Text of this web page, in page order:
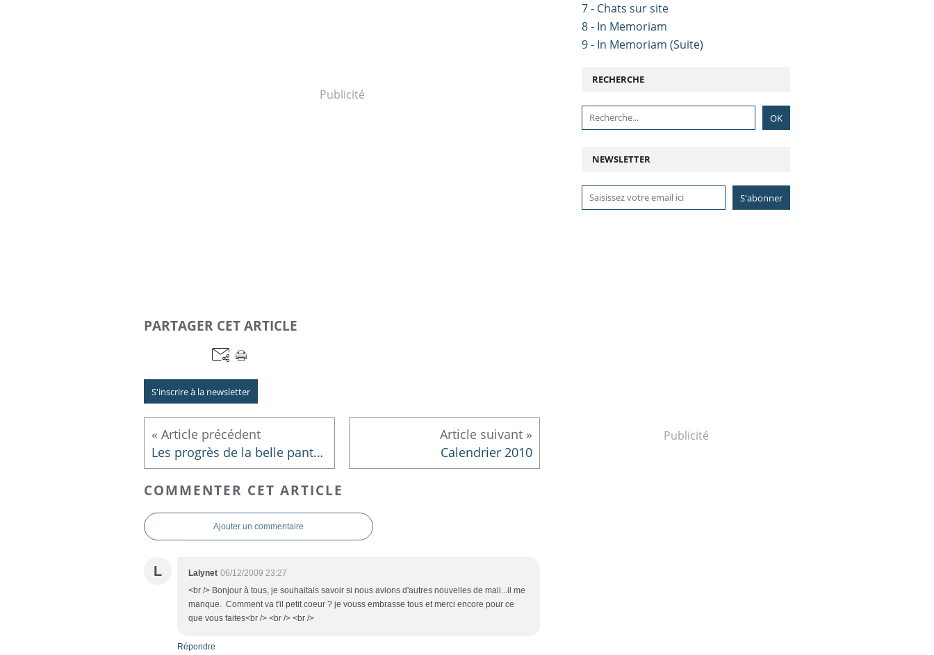
Publicité
PARTAGER CET ARTICLE
S'inscrire à la newsletter
Les progrès de la belle panthère noire Calendrier 2010
COMMENTER CET ARTICLE
Ajouter un commentaire
L Lalynet 06/12/2009 23:27
<br /> Bonjour à tous, je souhaitais savoir si nous avions d'autres nouvelles de mali...il me
manque. Comment va t'il petit coeur ? je vouss embrasse tous et merci encore pour ce
que vous faites<br /> <br /> <br />
Répondre
NEWSLETTER
RECHERCHE
Publicité
7 - Chats sur site
8 - In Memoriam
9 - In Memoriam (Suite)